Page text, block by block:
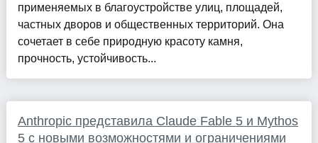
применяемых в благоустройстве улиц, площадей,
частных дворов и общественных территорий. Она
сочетает в себе природную красоту камня,
прочность, устойчивость...
Anthropic представила Claude Fable 5 и Mythos
5 с новыми возможностями и ограничениями